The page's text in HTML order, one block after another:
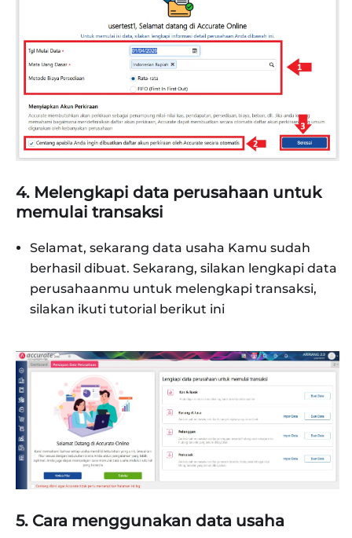
4. Melengkapi data perusahaan untuk
memulai transaksi
Selamat, sekarang data usaha Kamu sudah
berhasil dibuat. Sekarang, silakan lengkapi data
perusahaanmu untuk melengkapi transaksi,
silakan ikuti tutorial berikut ini
5. Cara menggunakan data usaha